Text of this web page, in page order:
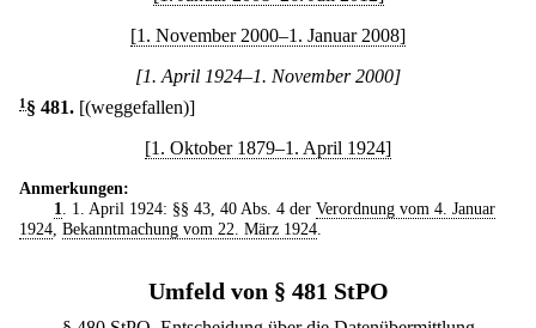
[1. November 2000–1. Januar 2008]
[1. April 1924–1. November 2000]
1 § 481. [(weggefallen)]
[1. Oktober 1879–1. April 1924]
Anmerkungen:
1
. 1. April 1924: §§ 43, 40 Abs. 4 der Verordnung vom 4. Januar
1924 Bekanntmachung vom 22. März 1924
Umfeld von § 481 StPO